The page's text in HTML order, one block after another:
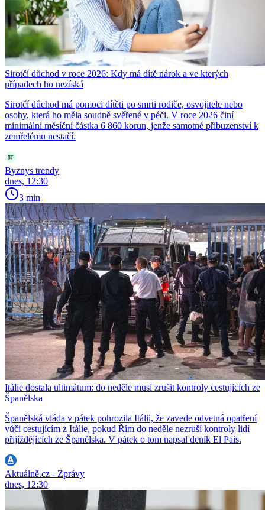
Sirotčí důchod v roce 2026: Kdy má dítě nárok a ve kterých
případech ho nezíská
Sirotčí důchod má pomoci dítěti po smrti rodiče, osvojitele nebo
osoby, která ho měla soudně svěřené v péči. V roce 2026 činí
minimální měsíční částka 6 860 korun, jenže samotné příbuzenství k
zemřelému nestačí.
Byznys trendy
dnes, 12:30
3 min
Itálie dostala ultimátum: do neděle musí zrušit kontroly cestujících ze
Španělska
Španělská vláda v pátek pohrozila Itálii, že zavede odvetná opatření
vůči cestujícím z Itálie, pokud Řím do neděle nezruší kontroly lidí
přijíždějících ze Španělska. V pátek o tom napsal deník El País.
Aktuálně.cz - Zprávy
dnes, 12:30